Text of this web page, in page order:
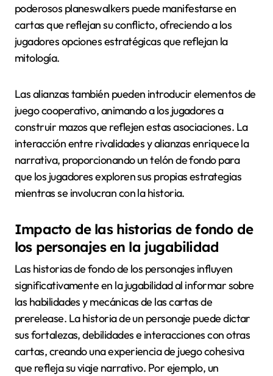
poderosos planeswalkers puede manifestarse en
cartas que reflejan su conflicto, ofreciendo a los
jugadores opciones estratégicas que reflejan la
mitología.
Las alianzas también pueden introducir elementos de
juego cooperativo, animando a los jugadores a
construir mazos que reflejen estas asociaciones. La
interacción entre rivalidades y alianzas enriquece la
narrativa, proporcionando un telón de fondo para
que los jugadores exploren sus propias estrategias
mientras se involucran con la historia.
Impacto de las historias de fondo de
los personajes en la jugabilidad
Las historias de fondo de los personajes influyen
significativamente en la jugabilidad al informar sobre
las habilidades y mecánicas de las cartas de
prerelease. La historia de un personaje puede dictar
sus fortalezas, debilidades e interacciones con otras
cartas, creando una experiencia de juego cohesiva
que refleja su viaje narrativo. Por ejemplo, un